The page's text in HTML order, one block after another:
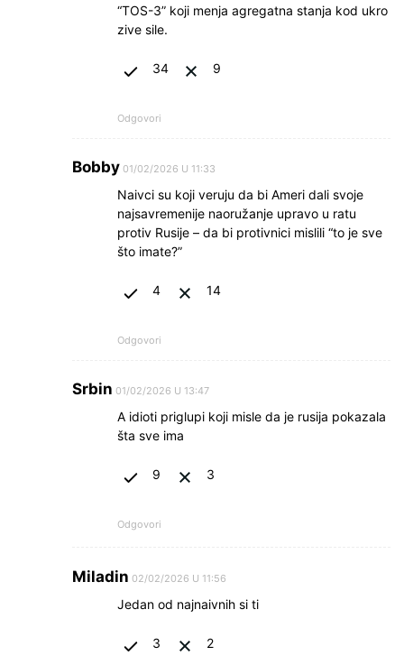
“TOS-3” koji menja agregatna stanja kod ukro
zive sile.
34 9
Odgovori
Bobby 01/02/2026 U 11:33
Naivci su koji veruju da bi Ameri dali svoje
najsavremenije naoružanje upravo u ratu
protiv Rusije – da bi protivnici mislili “to je sve
što imate?”
4 14
Odgovori
Srbin 01/02/2026 U 13:47
A idioti priglupi koji misle da je rusija pokazala
šta sve ima
9 3
Odgovori
Miladin 02/02/2026 U 11:56
Jedan od najnaivnih si ti
3 2